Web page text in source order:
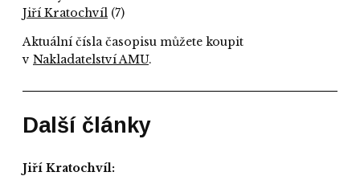
Jiří Kratochvíl (7)
Aktuální čísla časopisu můžete koupit
v Nakladatelství AMU.
Další články
Jiří Kratochvíl: